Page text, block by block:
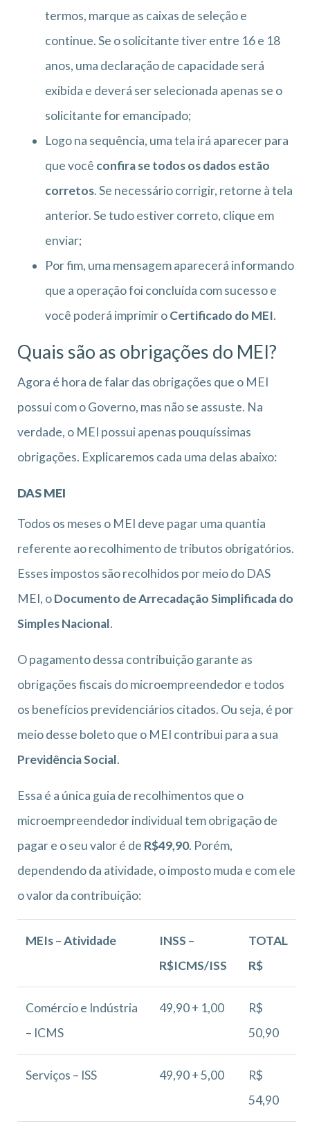
termos, marque as caixas de seleção e
continue. Se o solicitante tiver entre 16 e 18
anos, uma declaração de capacidade será
exibida e deverá ser selecionada apenas se o
solicitante for emancipado;
Logo na sequência, uma tela irá aparecer para
que você confira se todos os dados estão
corretos. Se necessário corrigir, retorne à tela
anterior. Se tudo estiver correto, clique em
enviar;
Por fim, uma mensagem aparecerá informando
que a operação foi concluída com sucesso e
você poderá imprimir oCertificado do MEI.
Quais são as obrigações do MEI?
Agora é hora de falar das obrigações que o MEI
possui com o Governo, mas não se assuste. Na
verdade, o MEI possui apenas pouquíssimas
obrigações. Explicaremos cada uma delas abaixo:
DAS MEI
Todos os meses o MEI deve pagar uma quantia
referente ao recolhimento de tributos obrigatórios.
Esses impostos são recolhidos por meio do DAS
MEI, oDocumento de Arrecadação Simplificada do
Simples Nacional.
O pagamento dessa contribuição garante as
obrigações fiscais do microempreendedor e todos
os benefícios previdenciários citados. Ou seja, é por
meio desse boleto que o MEI contribui para a sua
Previdência Social.
Essa é a única guia de recolhimentos que o
microempreendedor individual tem obrigação de
pagar e o seu valor é de R$49,90. Porém,
dependendo da atividade, o imposto muda e com ele
o valor da contribuição:
MEIs – Atividade
INSS –
R$ICMS/ISS
TOTAL
R$
Comércio e Indústria
– ICMS
49,90 + 1,00
R$
50,90
Serviços – ISS 49,90 + 5,00
R$
54,90